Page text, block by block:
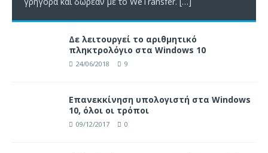
Δε λειτουργεί το αριθμητικό
πληκτρολόγιο στα Windows 10
24/06/2018 9
Επανεκκίνηση υπολογιστή στα Windows
10, όλοι οι τρόποι
09/12/2017 0